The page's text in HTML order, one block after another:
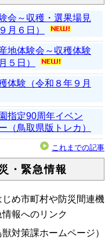
会～収穫・選果場見
月６日）
地体験会～収穫体験
５日）
体験（令和８年９月
指定90周年イベン
（鳥取県版トレカ）
これまでの記事
・緊急情報
め市町村や防災間連機
報へのリンク
対策課ホームページ）